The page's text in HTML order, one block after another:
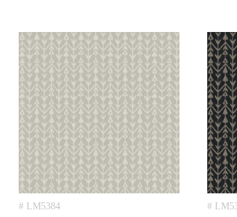
# LM5384 #